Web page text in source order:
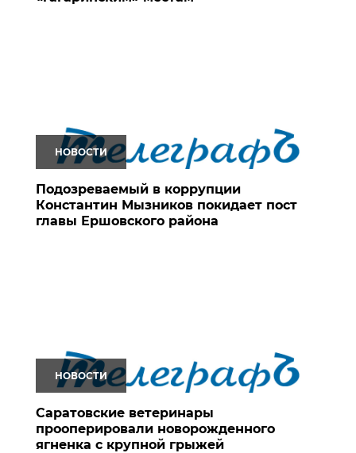
НОВОСТИ
Подозреваемый в коррупции
Константин Мызников покидает пост
главы Ершовского района
НОВОСТИ
Саратовские ветеринары
прооперировали новорожденного
ягненка с крупной грыжей